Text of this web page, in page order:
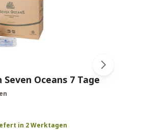
Oceans 7 Tage
in 2 Werktagen